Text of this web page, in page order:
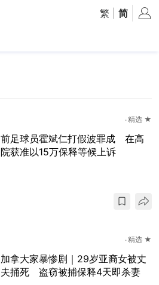
繁 简
精选 ★
前足球员霍斌仁打假波罪成 在高
院获准以15万保释等候上诉
精选 ★
加拿大家暴惨剧｜29岁亚裔女被丈
夫捅死 盗窃被捕保释4天即杀妻